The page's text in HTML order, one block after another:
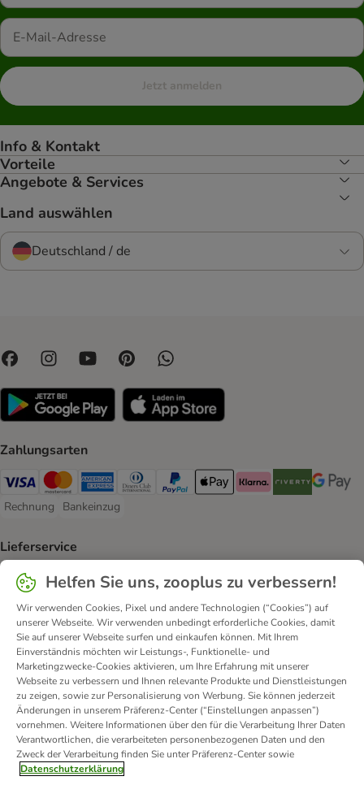
Jetzt anmelden
Info & Kontakt
Vorteile
Angebote & Services
Land auswählen
Deutschland / de
Zahlungsarten
Visa Payment Method
Mastercard Payment Method
American Express Payment Method
Diners Club Payment Method
PayPal Payment Method
Apple Pay Payment Method
Klarna Payment Method
Riverty Payment
Google
Rechnung
Rechnung Payment Method
Bankeinzug
Bankeinzug Payment Method
Lieferservice
DHL Shipping Method
DPD Shipping Method
Sicherheit
Security Security Security
Kontakt Versandkosten und Lieferzeit
Helfen Sie uns, zooplus zu verbessern!
Wir verwenden Cookies, Pixel und andere Technologien (“Cookies”) auf
unserer Webseite. Wir verwenden unbedingt erforderliche Cookies, damit
Sie auf unserer Webseite surfen und einkaufen können. Mit Ihrem
Einverständnis möchten wir Leistungs-, Funktionelle- und
Marketingzwecke-Cookies aktivieren, um Ihre Erfahrung mit unserer
Webseite zu verbessern und Ihnen relevante Produkte und Dienstleistungen
zu zeigen, sowie zur Personalisierung von Werbung. Sie können jederzeit
Änderungen in unserem Präferenz-Center (“Einstellungen anpassen”)
vornehmen. Weitere Informationen über den für die Verarbeitung Ihrer Daten
Verantwortlichen, die verarbeiteten personenbezogenen Daten und den
Zweck der Verarbeitung finden Sie unter Präferenz-Center sowie
Datenschutzerklärung